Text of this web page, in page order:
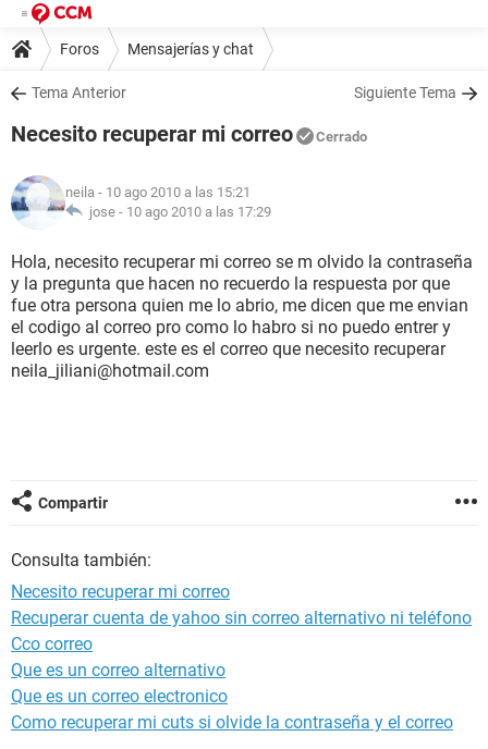
Foros Mensajerías y chat
Tema Anterior Siguiente Tema
Necesito recuperar mi correo Cerrado
neila - 10 ago 2010 a las 15:21
jose - 10 ago 2010 a las 17:29
Hola, necesito recuperar mi correo se m olvido la contraseña
y la pregunta que hacen no recuerdo la respuesta por que
fue otra persona quien me lo abrio, me dicen que me envian
el codigo al correo pro como lo habro si no puedo entrer y
leerlo es urgente. este es el correo que necesito recuperar
neila_jiliani@hotmail.com
Compartir
Consulta también:
Necesito recuperar mi correo
Recuperar cuenta de yahoo sin correo alternativo ni teléfono
Cco correo
Que es un correo alternativo
Que es un correo electronico
Como recuperar mi cuts si olvide la contraseña y el correo